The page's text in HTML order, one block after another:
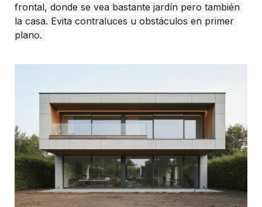
frontal, donde se vea bastante jardín pero también
la casa. Evita contraluces u obstáculos en primer
plano.